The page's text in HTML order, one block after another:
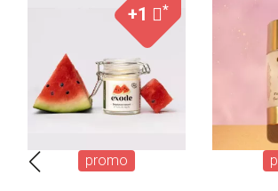
+1 *
promo